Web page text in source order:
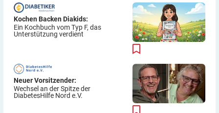
Kochen Backen Diakids:
Ein Kochbuch vom Typ F, das
Unterstützung verdient
Neuer Vorsitzender:
Wechsel an der Spitze der
DiabetesHilfe Nord e.V.